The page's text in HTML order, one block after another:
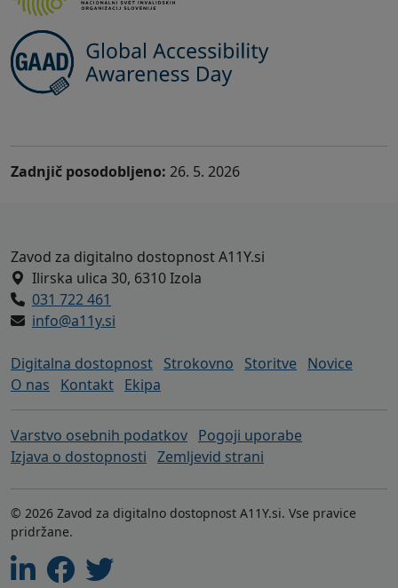
Zadnjič posodobljeno: 26. 5. 2026
Noga strani - naslov zavoda A11Y in
Zavod za digitalno dostopnost A11Y.si
Ilirska ulica 30, 6310 Izola
031 722 461
info@a11y.si
Digitalna dostopnost Strokovno Storitve
Novice
O nas
Kontakt Ekipa
Varstvo osebnih podatkov Pogoji uporabe
Izjava o dostopnosti Zemljevid strani
© 2026 Zavod za digitalno dostopnost A11Y.si. Vse pravice
pridržane.
LinkedinFacebookTwitter